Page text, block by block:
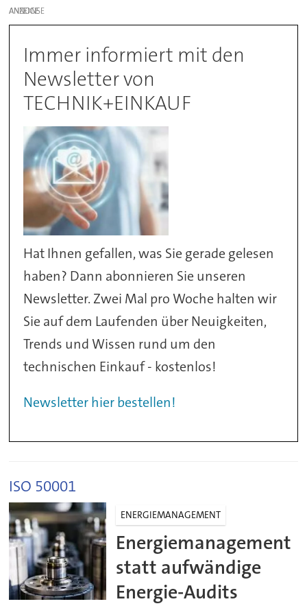
ANZEIGE
Immer informiert mit den
Newsletter von
TECHNIK+EINKAUF
Hat Ihnen gefallen, was Sie gerade gelesen
haben? Dann abonnieren Sie unseren
Newsletter. Zwei Mal pro Woche halten wir
Sie auf dem Laufenden über Neuigkeiten,
Trends und Wissen rund um den
technischen Einkauf - kostenlos!
Newsletter hier bestellen!
ISO 50001
ENERGIEMANAGEMENT
Energiemanagement
statt aufwändige
Energie-Audits